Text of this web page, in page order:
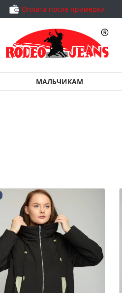
Оплата после примерки
МАЛЬЧИКАМ